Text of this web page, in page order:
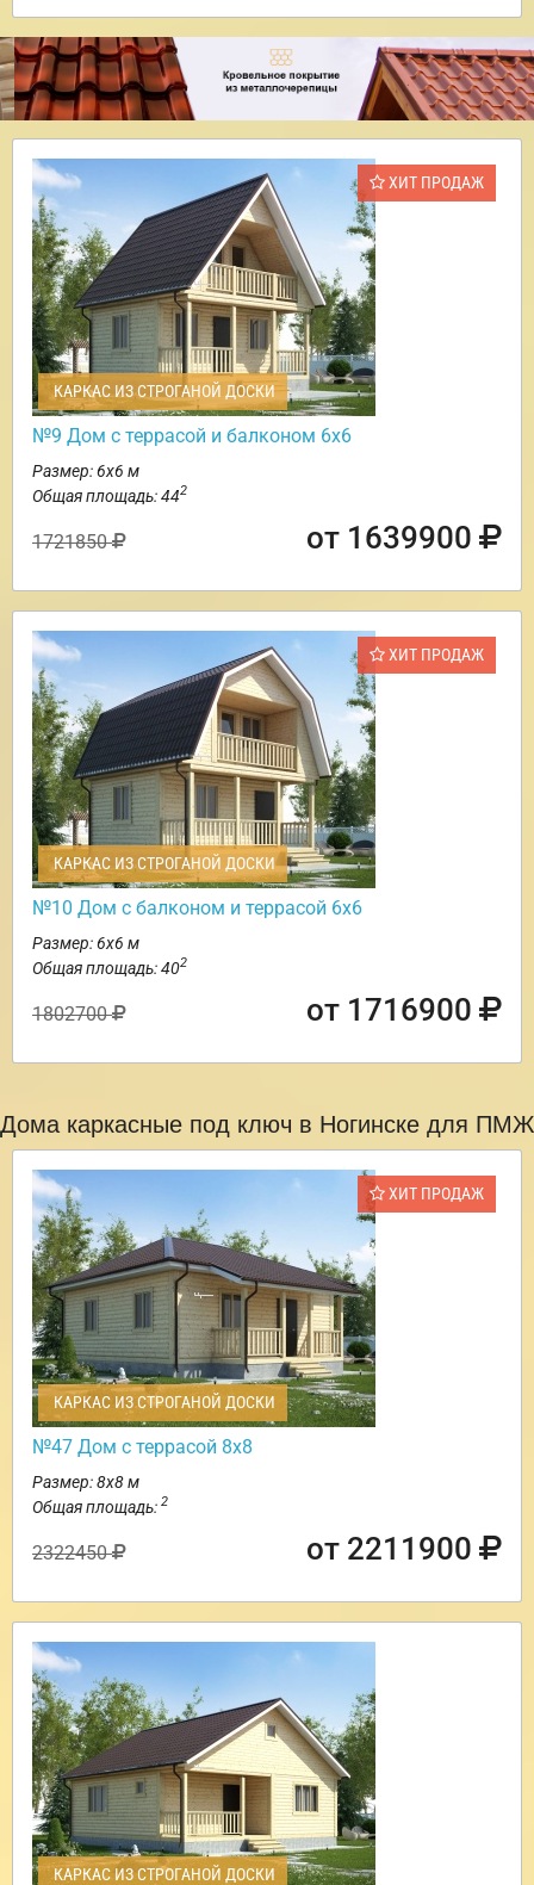
ХИТ ПРОДАЖ
КАРКАС ИЗ СТРОГАНОЙ ДОСКИ
№9 Дом с террасой и балконом 6х6
Размер: 6х6 м
Общая площадь: 442
1721850 от 1639900
ХИТ ПРОДАЖ
КАРКАС ИЗ СТРОГАНОЙ ДОСКИ
№10 Дом с балконом и террасой 6х6
Размер: 6х6 м
Общая площадь: 402
1802700 от 1716900
Дома каркасные под ключ в Ногинске для ПМЖ
ХИТ ПРОДАЖ
КАРКАС ИЗ СТРОГАНОЙ ДОСКИ
№47 Дом с террасой 8х8
Размер: 8х8 м
Общая площадь: 2
2322450 от 2211900
КАРКАС ИЗ СТРОГАНОЙ ДОСКИ